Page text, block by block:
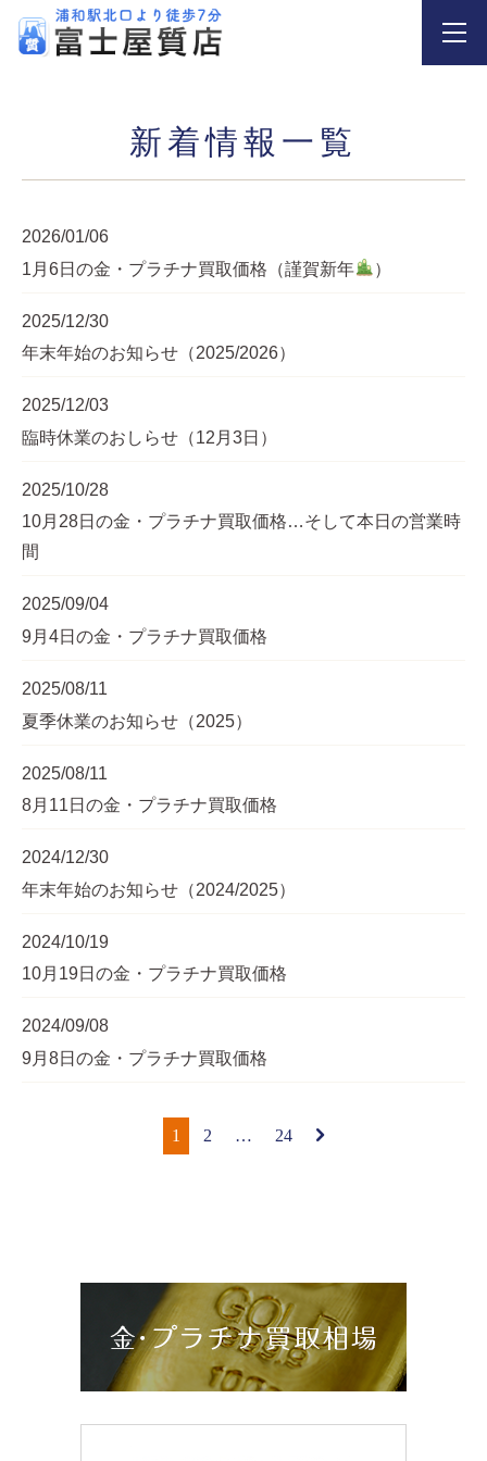
新着情報一覧
2026/01/06
1月6日の金・プラチナ買取価格（謹賀新年
）
2025/12/30
年末年始のお知らせ（2025/2026）
2025/12/03
臨時休業のおしらせ（12月3日）
2025/10/28
10月28日の金・プラチナ買取価格…そして本日の営業時
間
2025/09/04
9月4日の金・プラチナ買取価格
2025/08/11
夏季休業のお知らせ（2025）
2025/08/11
8月11日の金・プラチナ買取価格
2024/12/30
年末年始のお知らせ（2024/2025）
2024/10/19
10月19日の金・プラチナ買取価格
2024/09/08
9月8日の金・プラチナ買取価格
1 2 … 24